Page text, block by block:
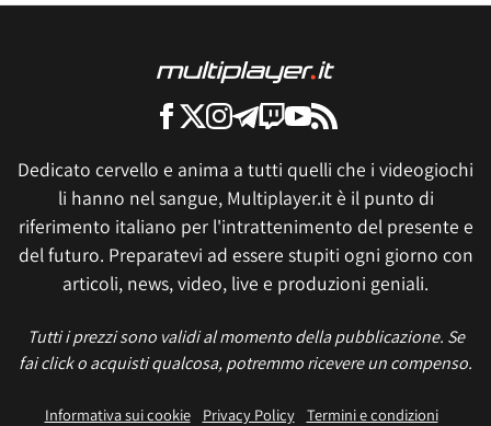
Dedicato cervello e anima a tutti quelli che i videogiochi
li hanno nel sangue, Multiplayer.it è il punto di
riferimento italiano per l'intrattenimento del presente e
del futuro. Preparatevi ad essere stupiti ogni giorno con
articoli, news, video, live e produzioni geniali.
Tutti i prezzi sono validi al momento della pubblicazione. Se
fai click o acquisti qualcosa, potremmo ricevere un compenso.
Informativa sui cookie Privacy Policy Termini e condizioni